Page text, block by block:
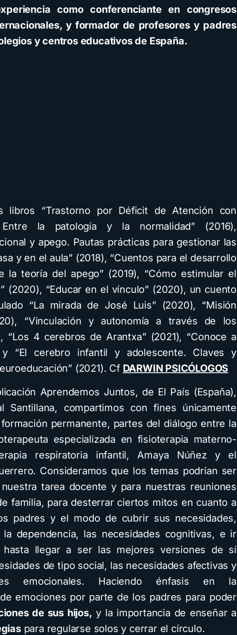
como conferenciante en congresos
y formador de profesores y padres
y centros educativos de España.
libros “Trastorno por Déficit de Atención con
Entre la patología y la normalidad” (2016),
y apego. Pautas prácticas para gestionar las
y en el aula” (2018), “Cuentos para el desarrollo
la teoría del apego” (2019), “Cómo estimular el
(2020), “Educar en el vínculo” (2020), un cuento
“La mirada de José Luis” (2020), “Misión
“Vinculación y autonomía a través de los
“Los 4 cerebros de Arantxa” (2021), “Conoce a
y “El cerebro infantil y adolescente. Claves y
(2021). Cf DARWIN PSICÓLOGOS
Aprendemos Juntos, de El País (España),
Santillana, compartimos con fines únicamente
permanente, partes del diálogo entre la
especializada en fisioterapia materno-
respiratoria infantil, Amaya Núñez y el
Consideramos que los temas podrían ser
tarea docente y para nuestras reuniones
familia, para desterrar ciertos mitos en cuanto a
padres y el modo de cubrir sus necesidades,
dependencia, las necesidades cognitivas, e ir
hasta llegar a ser las mejores versiones de sí
de tipo social, las necesidades afectivas y
emocionales. Haciendo énfasis en la
emociones por parte de los padres para poder
de sus hijos, y la importancia de enseñar a
para regularse solos y cerrar el círculo.